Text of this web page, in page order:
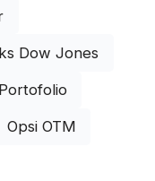
Dow Jones
Portofolio
Opsi OTM